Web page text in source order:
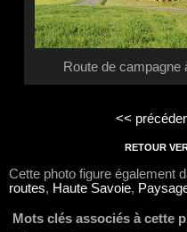
Route de campagne
<<
RETOUR
Cette photo figure également
routes, Haute Savoie,
Mots clés associés à cette